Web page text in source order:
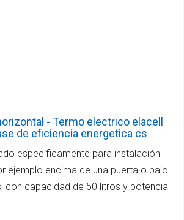
- Termo electrico elacell
de eficiencia energetica cs
específicamente para instalación
ejemplo encima de una puerta o bajo
con capacidad de 50 litros y potencia